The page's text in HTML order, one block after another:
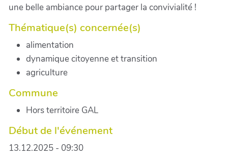
une belle ambiance pour partager la convivialité !
Thématique(s) concernée(s)
alimentation
dynamique citoyenne et transition
agriculture
Commune
Hors territoire GAL
Début de l'événement
13.12.2025 - 09:30